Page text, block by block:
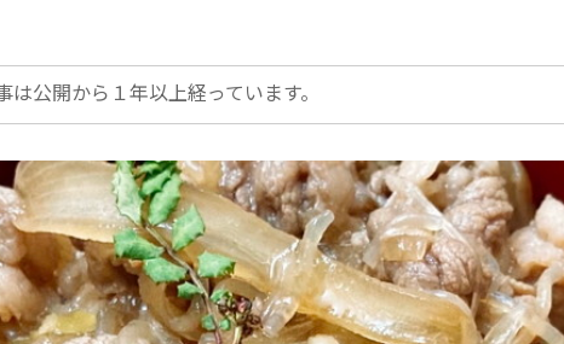
公開から１年以上経っています。